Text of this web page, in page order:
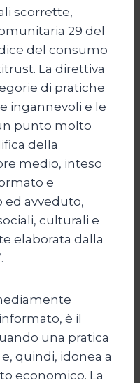
scorrette,
29 del
del consumo
La direttiva
di pratiche
ingannevoli e le
punto molto
della
medio, inteso
e
avveduto,
culturali e
elaborata dalla
è il
una pratica
quindi, idonea a
economico. La